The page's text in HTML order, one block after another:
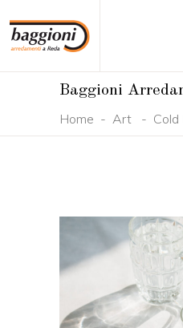
Baggioni
Home - Art - Cold